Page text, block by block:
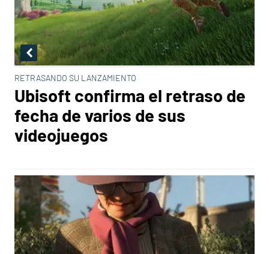
RETRASANDO SU LANZAMIENTO
Ubisoft confirma el retraso de
fecha de varios de sus
videojuegos